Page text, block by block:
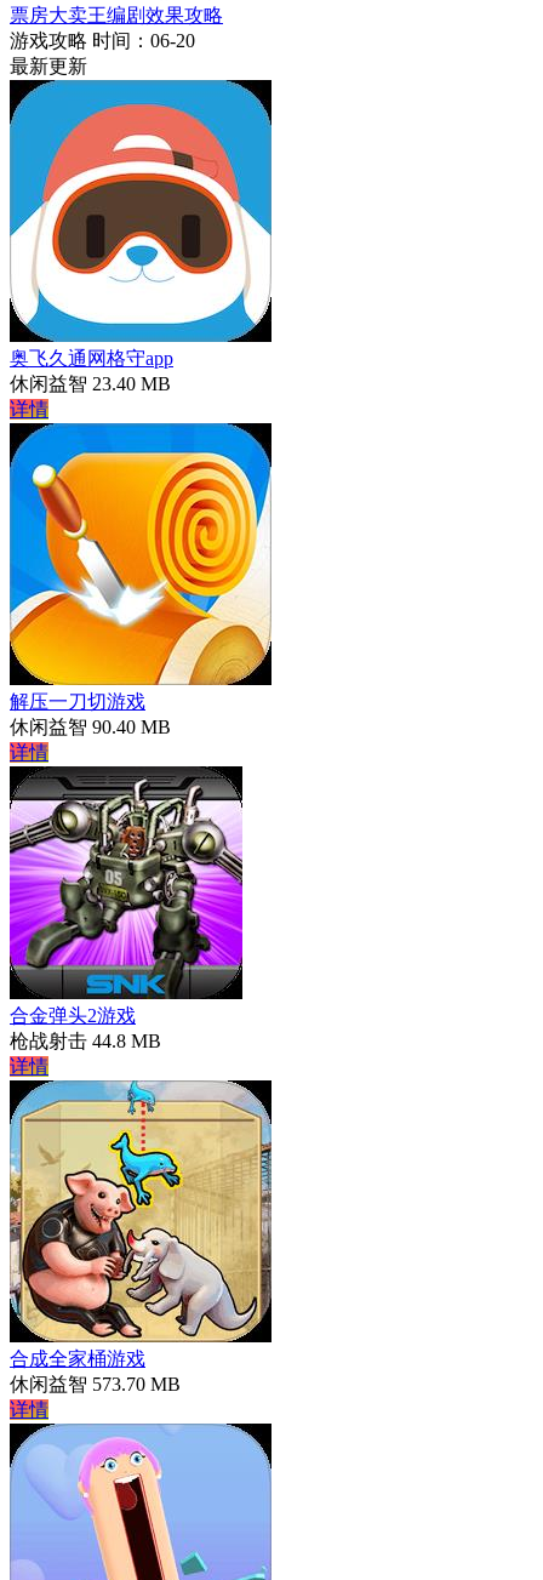
票房大卖王编剧效果攻略
游戏攻略 时间：06-20
最新更新
奥飞久通网格守app
休闲益智 23.40 MB
详情
解压一刀切游戏
休闲益智 90.40 MB
详情
合金弹头2游戏
枪战射击 44.8 MB
详情
合成全家桶游戏
休闲益智 573.70 MB
详情